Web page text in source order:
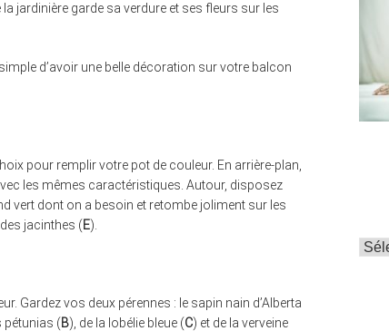
jardinière garde sa verdure et ses fleurs sur les
d’avoir une belle décoration sur votre balcon
pour remplir votre pot de couleur. En arrière-plan,
les mêmes caractéristiques. Autour, disposez
vert dont on a besoin et retombe joliment sur les
jacinthes (E).
Gardez vos deux pérennes : le sapin nain d’Alberta
pétunias (B), de la lobélie bleue (C) et de la verveine